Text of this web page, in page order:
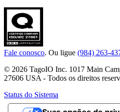
Fale conosco. Ou ligue (984) 263-
© 2026 TagoIO Inc. 1017 Main
27606 USA - Todos os direitos
Status do Sistema